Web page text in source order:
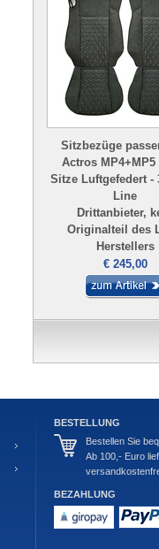
Sitzbezüge
Actros MP4+MP5
Sitze Luftgefedert -
Line
Drittanbieter,
Originalteil des
Herstellers
€ 245,00
BESTELLUNG
Bestellen Sie
Ab 100,- Euro
BEZAHLUNG